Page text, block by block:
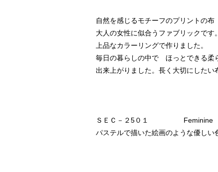
自然を感じるモチーフのプリントの布
大人の女性に似合うファブリックです。
上品なカラーリングで作りました。
毎日の暮らしの中で ほっとできる柔
出来上がりました。長く大切にしたい
ＳＥＣ－２5０１ Feminine
パステルで描いた絵画のような優しい